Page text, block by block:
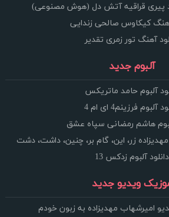
پیری قراقیه آتش دل (هوش مصنوعی)
آهنگ کیکاوس صالحی زندایی
آهنگ تور زمری تقدیر
آلبوم جدید
آلبوم حامد ماتریکس
آلبوم فرزینم4 ای ام 4
هاشم رمضانی سپاه عشق
زر، این، گام بر، چنین، داشت، دشت
دانلود آلبوم زدکس 13
ویدیو جدید
امیرشهاب مهدیزاده به زبون خودم